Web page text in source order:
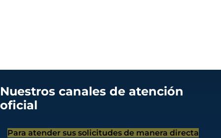
Nuestros canales de atención
oficial
Para atender sus solicitudes de manera directa